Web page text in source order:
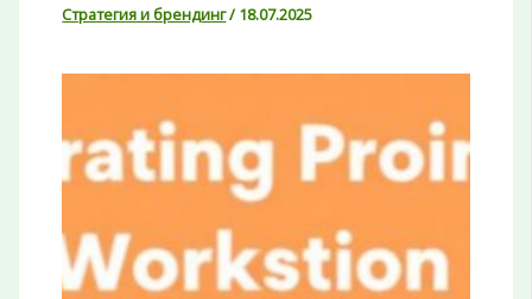
Стратегия и брендинг/ 18.07.2025